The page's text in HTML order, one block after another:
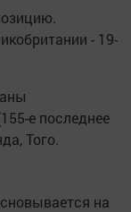
- 19-
е последнее
Того.
на